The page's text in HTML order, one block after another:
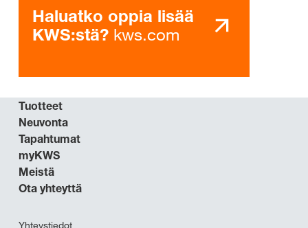
Haluatko oppia lisää
KWS:stä? kws.com
Tuotteet
Neuvonta
Tapahtumat
myKWS
Meistä
Ota yhteyttä
Yhteystiedot